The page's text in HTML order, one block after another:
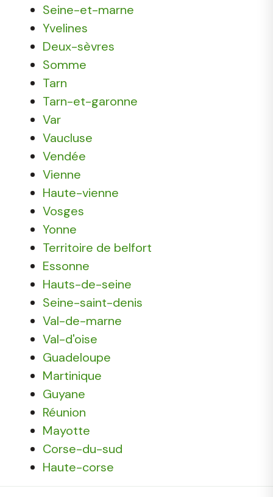
Seine-et-marne
Yvelines
Deux-sèvres
Somme
Tarn
Tarn-et-garonne
Var
Vaucluse
Vendée
Vienne
Haute-vienne
Vosges
Yonne
Territoire de belfort
Essonne
Hauts-de-seine
Seine-saint-denis
Val-de-marne
Val-d'oise
Guadeloupe
Martinique
Guyane
Réunion
Mayotte
Corse-du-sud
Haute-corse